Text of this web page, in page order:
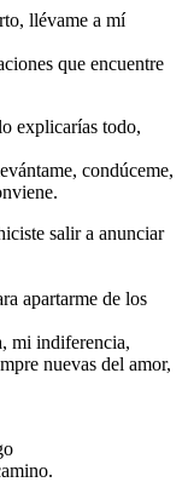
llévame a mí
que encuentre
explicarías todo,
condúceme,
salir a anunciar
apartarme de los
mi indiferencia,
nuevas del amor,